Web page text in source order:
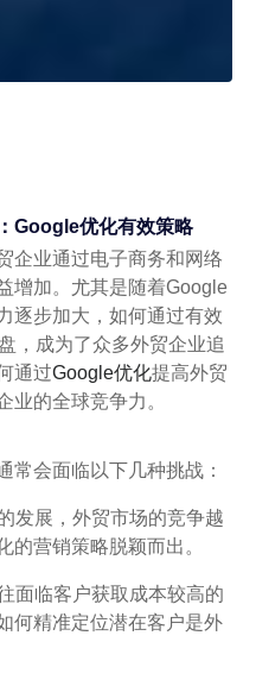
Google优化有效策略
企业通过电子商务和网络
增加。尤其是随着Google
逐步加大，如何通过有效
，成为了众多外贸企业追
通过Google优化提高外贸
业的全球竞争力。
常会面临以下几种挑战：
发展，外贸市场的竞争越
的营销策略脱颖而出。
面临客户获取成本较高的
何精准定位潜在客户是外